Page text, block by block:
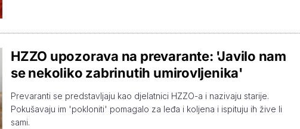
HZZO upozorava na prevarante: 'Javilo nam
se nekoliko zabrinutih umirovljenika'
Prevaranti se predstavljaju kao djelatnici HZZO-a i nazivaju starije.
Pokušavaju im 'pokloniti' pomagalo za leđa i koljena i ispituju ih žive li
sami.